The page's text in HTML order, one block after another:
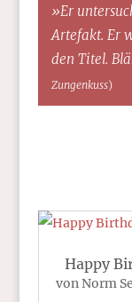
»Er
Artefakt. Er
den Titel.
Zungenkuss)
Happy
vonNorm